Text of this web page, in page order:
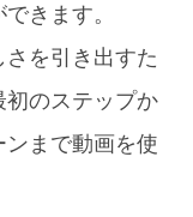
きます。
を引き出すた
のステップか
ンまで動画を使